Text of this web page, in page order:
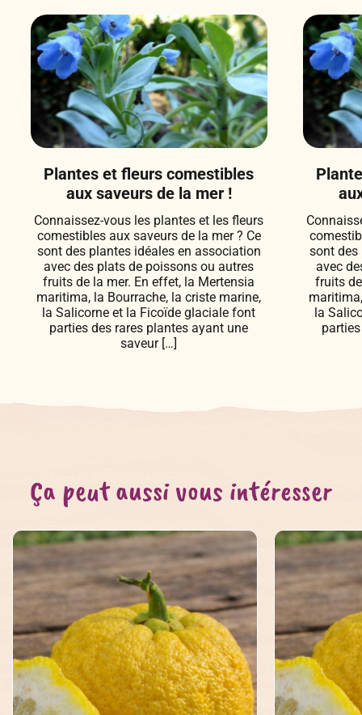
Plantes et fleurs comestibles
aux saveurs de la mer !
Connaissez-vous les plantes et les fleurs
comestibles aux saveurs de la mer ? Ce
sont des plantes idéales en association
avec des plats de poissons ou autres
fruits de la mer. En effet, la Mertensia
maritima, la Bourrache, la criste marine,
la Salicorne et la Ficoïde glaciale font
parties des rares plantes ayant une
saveur […]
sont des
avec
fruits
la
Ça peut aussi vous intéresser